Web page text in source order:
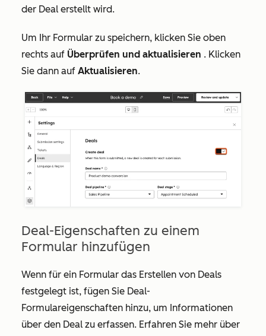
der Deal erstellt wird.
Um Ihr Formular zu speichern, klicken Sie oben
rechts auf Überprüfen und aktualisieren . Klicken
Sie dann auf Aktualisieren.
Deal-Eigenschaften zu einem
Formular hinzufügen
Wenn für ein Formular das Erstellen von Deals
festgelegt ist, fügen Sie Deal-
Formulareigenschaften hinzu, um Informationen
über den Deal zu erfassen. Erfahren Sie mehr über